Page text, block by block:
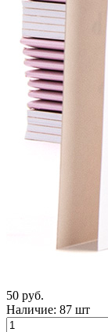
50 руб.
Наличие: 87 шт